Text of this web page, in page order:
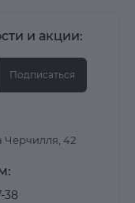
и акции:
Подписаться
Черчилля, 42
38